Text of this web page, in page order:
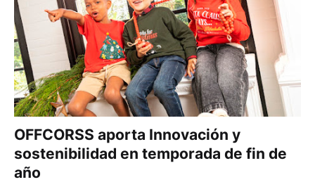
OFFCORSS aporta Innovación y
sostenibilidad en temporada de fin de
año